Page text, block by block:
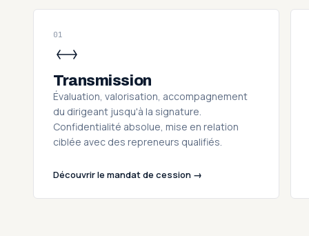
01
Transmission
Évaluation, valorisation, accompagnement
du dirigeant jusqu'à la signature.
Confidentialité absolue, mise en relation
ciblée avec des repreneurs qualifiés.
Découvrir le mandat de cession →